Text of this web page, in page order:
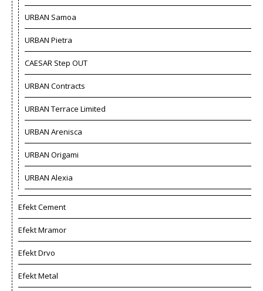
URBAN Samoa
URBAN Pietra
CAESAR Step OUT
URBAN Contracts
URBAN Terrace Limited
URBAN Arenisca
URBAN Origami
URBAN Alexia
Efekt Cement
Efekt Mramor
Efekt Drvo
Efekt Metal